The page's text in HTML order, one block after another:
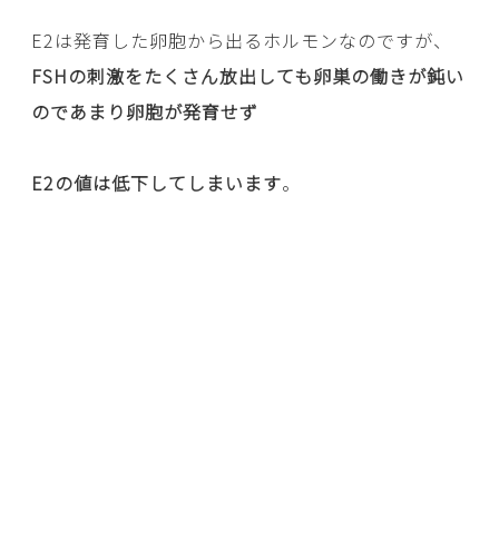
E2は発育した卵胞から出るホルモンなのですが、
FSHの刺激をたくさん放出しても卵巣の働きが鈍い
のであまり卵胞が発育せず
E2の値は低下してしまいます。